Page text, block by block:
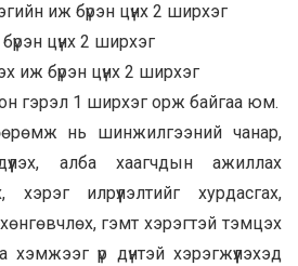
иж бүрэн цүнх 2 ширхэг
цүнх 2 ширхэг
иж бүрэн цүнх 2 ширхэг
гэрэл 1 ширхэг орж байгаа юм.
нь шинжилгээний чанар,
алба хаагчдын ажиллах
илрүүлэлтийг хурдасгах,
гэмт хэрэгтэй тэмцэх
үр дүнтэй хэрэгжүүлэхэд